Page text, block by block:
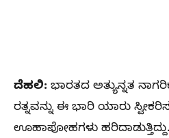
ದೆಹಲಿ: ಭಾರತದ ಅತ್ಯುನ್ನತ
ರತ್ನವನ್ನು ಈ ಭಾರಿ ಯಾರು
ಊಹಾಪೋಹಗಳು